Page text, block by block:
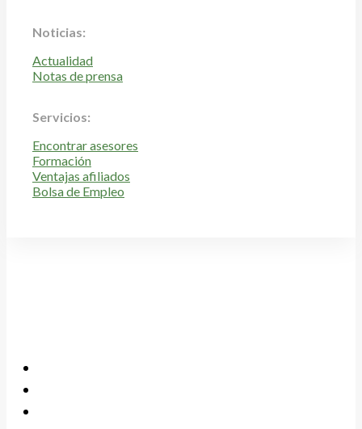
Noticias:
Actualidad
Notas de prensa
Servicios:
Encontrar asesores
Formación
Ventajas afiliados
Bolsa de Empleo